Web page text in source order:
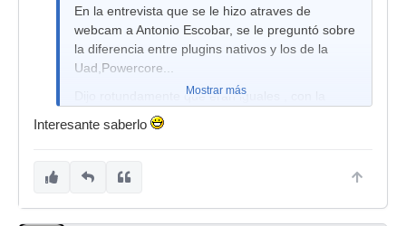
En la entrevista que se le hizo atraves de
webcam a Antonio Escobar, se le preguntó sobre
la diferencia entre plugins nativos y los de la
Uad,Powercore...
Dijo rotundamente que eran iguales , con la
diferencia de que los que llevan Dsp integrado
consumen menos cpu, por lo demas dijo que era
utilizar sus plugins pirateandolos.
Mostrar más
Interesante saberlo